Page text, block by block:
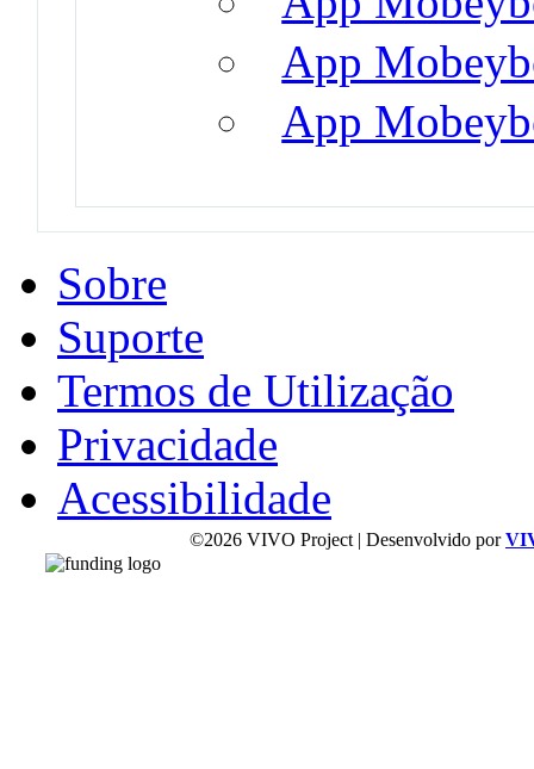
App
App
Sobre
Suporte
Termos de Utilização
Privacidade
Acessibilidade
©2026 VIVO Project | Desenvolvido por